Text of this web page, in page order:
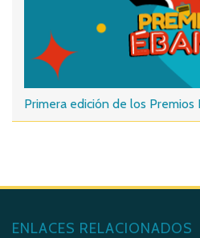
Primera edición de los Premios
ENLACES RELACIONADOS